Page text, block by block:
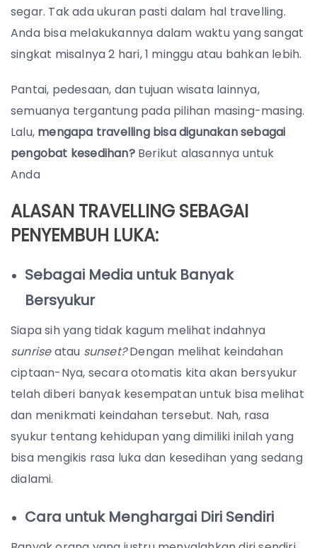
segar. Tak ada ukuran pasti dalam hal travelling.
Anda bisa melakukannya dalam waktu yang sangat
singkat misalnya 2 hari, 1 minggu atau bahkan lebih.
Pantai, pedesaan, dan tujuan wisata lainnya,
semuanya tergantung pada pilihan masing-masing.
Lalu, mengapa travelling bisa digunakan sebagai
pengobat kesedihan?Berikut alasannya untuk
Anda
ALASAN TRAVELLING SEBAGAI
PENYEMBUH LUKA:
Sebagai Media untuk Banyak
Bersyukur
Siapa sih yang tidak kagum melihat indahnya
sunriseatau sunset?Dengan melihat keindahan
ciptaan-Nya, secara otomatis kita akan bersyukur
telah diberi banyak kesempatan untuk bisa melihat
dan menikmati keindahan tersebut. Nah, rasa
syukur tentang kehidupan yang dimiliki inilah yang
bisa mengikis rasa luka dan kesedihan yang sedang
dialami.
Cara untuk Menghargai Diri Sendiri